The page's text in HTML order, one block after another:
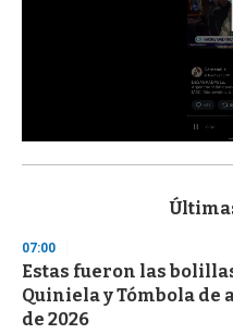
s
d
s
o
f
3
07:00
Estas fueron las
Quiniela y Tómbola de
de 2026